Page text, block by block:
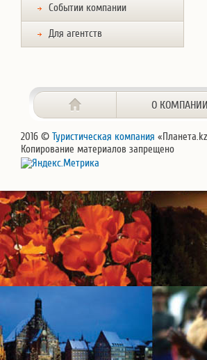
Событии компании
Для агентств
О КОМПАНИИ
2016 © Туристическая компания
Копирование материалов запрещено